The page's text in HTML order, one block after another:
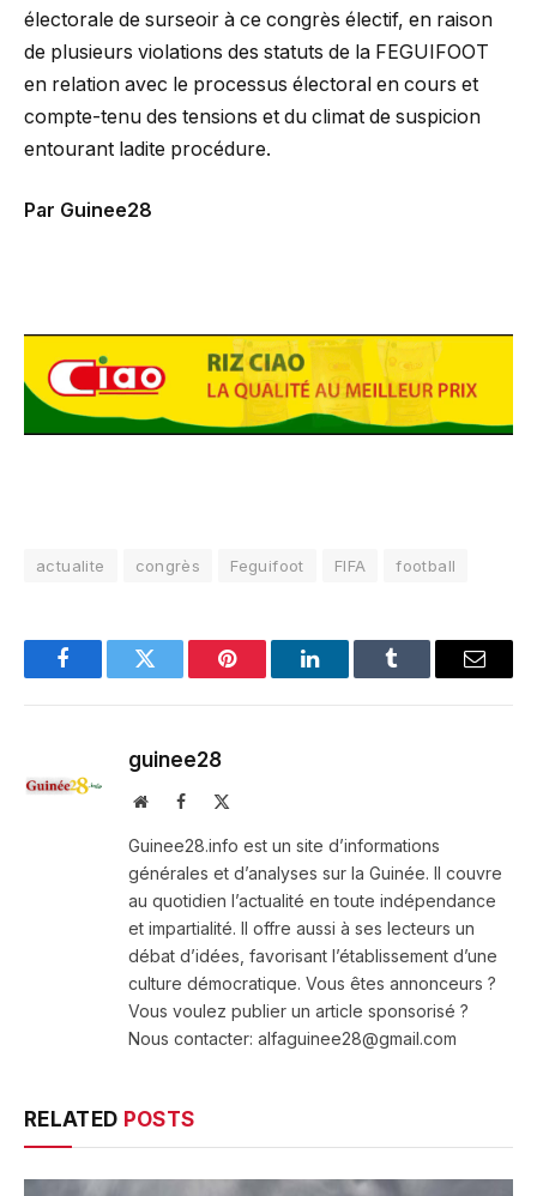
électorale de surseoir à ce congrès électif, en raison
de plusieurs violations des statuts de la FEGUIFOOT
en relation avec le processus électoral en cours et
compte-tenu des tensions et du climat de suspicion
entourant ladite procédure.
Par Guinee28
actualite congrès Feguifoot FIFA football
FacebookTwitter Pinterest LinkedInTumblr Email
guinee28
WebsiteFacebook
Guinee28.info est un site d’informations
générales et d’analyses sur la Guinée. Il couvre
au quotidien l’actualité en toute indépendance
et impartialité. Il offre aussi à ses lecteurs un
débat d’idées, favorisant l’établissement d’une
culture démocratique. Vous êtes annonceurs ?
Vous voulez publier un article sponsorisé ?
Nous contacter: alfaguinee28@gmail.com
RELATED POSTS